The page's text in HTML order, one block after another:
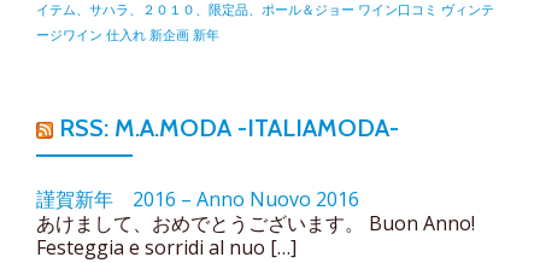
イテム、サハラ、２０１０、限定品、ポール＆ジョー ワイン口コミ ヴィンテ
ージワイン 仕入れ 新企画 新年
RSS: M.A.MODA -ITALIAMODA-
謹賀新年 2016 – Anno Nuovo 2016
あけまして、おめでとうございます。 Buon Anno!
Festeggia e sorridi al nuo […]